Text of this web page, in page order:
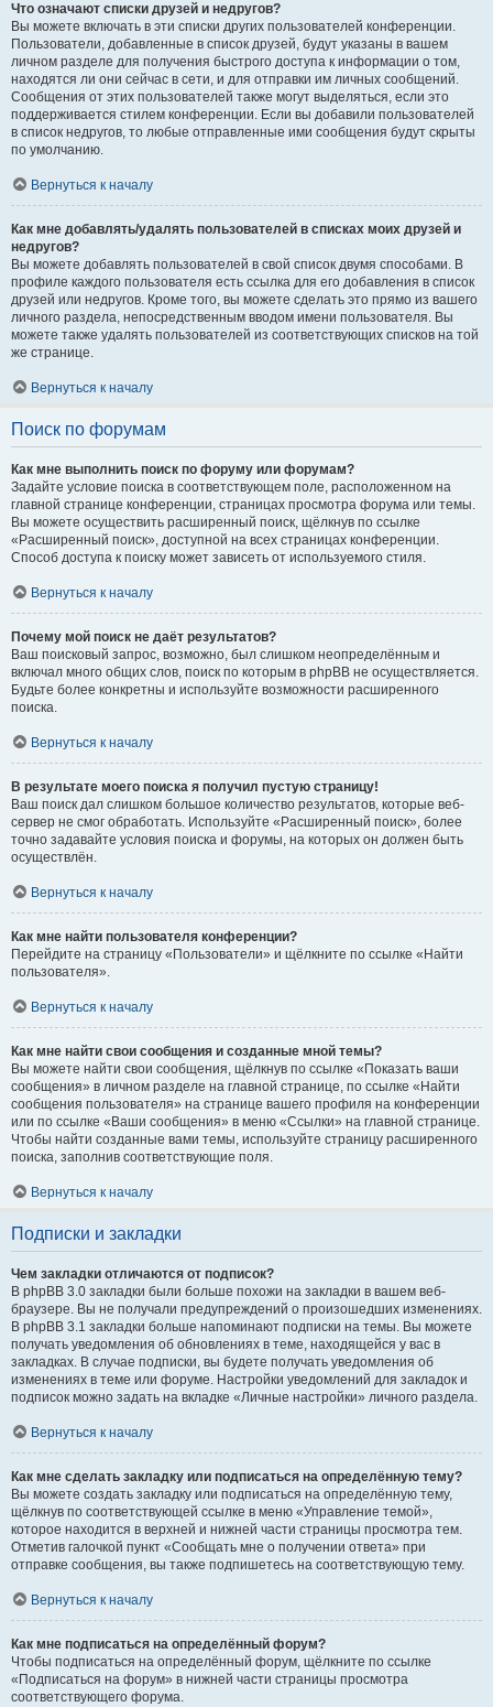
Что означают списки друзей и недругов?
Вы можете включать в эти списки других пользователей конференции.
Пользователи, добавленные в список друзей, будут указаны в вашем
личном разделе для получения быстрого доступа к информации о том,
находятся ли они сейчас в сети, и для отправки им личных сообщений.
Сообщения от этих пользователей также могут выделяться, если это
поддерживается стилем конференции. Если вы добавили пользователей
в список недругов, то любые отправленные ими сообщения будут скрыты
по умолчанию.
Вернуться к началу
Как мне добавлять/удалять пользователей в списках моих друзей и
недругов?
Вы можете добавлять пользователей в свой список двумя способами. В
профиле каждого пользователя есть ссылка для его добавления в список
друзей или недругов. Кроме того, вы можете сделать это прямо из вашего
личного раздела, непосредственным вводом имени пользователя. Вы
можете также удалять пользователей из соответствующих списков на той
же странице.
Вернуться к началу
Поиск по форумам
Как мне выполнить поиск по форуму или форумам?
Задайте условие поиска в соответствующем поле, расположенном на
главной странице конференции, страницах просмотра форума или темы.
Вы можете осуществить расширенный поиск, щёлкнув по ссылке
«Расширенный поиск», доступной на всех страницах конференции.
Способ доступа к поиску может зависеть от используемого стиля.
Вернуться к началу
Почему мой поиск не даёт результатов?
Ваш поисковый запрос, возможно, был слишком неопределённым и
включал много общих слов, поиск по которым в phpBB не осуществляется.
Будьте более конкретны и используйте возможности расширенного
поиска.
Вернуться к началу
В результате моего поиска я получил пустую страницу!
Ваш поиск дал слишком большое количество результатов, которые веб-
сервер не смог обработать. Используйте «Расширенный поиск», более
точно задавайте условия поиска и форумы, на которых он должен быть
осуществлён.
Вернуться к началу
Как мне найти пользователя конференции?
Перейдите на страницу «Пользователи» и щёлкните по ссылке «Найти
пользователя».
Вернуться к началу
Как мне найти свои сообщения и созданные мной темы?
Вы можете найти свои сообщения, щёлкнув по ссылке «Показать ваши
сообщения» в личном разделе на главной странице, по ссылке «Найти
сообщения пользователя» на странице вашего профиля на конференции
или по ссылке «Ваши сообщения» в меню «Ссылки» на главной странице.
Чтобы найти созданные вами темы, используйте страницу расширенного
поиска, заполнив соответствующие поля.
Вернуться к началу
Подписки и закладки
Чем закладки отличаются от подписок?
В phpBB 3.0 закладки были больше похожи на закладки в вашем веб-
браузере. Вы не получали предупреждений о произошедших изменениях.
В phpBB 3.1 закладки больше напоминают подписки на темы. Вы можете
получать уведомления об обновлениях в теме, находящейся у вас в
закладках. В случае подписки, вы будете получать уведомления об
изменениях в теме или форуме. Настройки уведомлений для закладок и
подписок можно задать на вкладке «Личные настройки» личного раздела.
Вернуться к началу
Как мне сделать закладку или подписаться на определённую тему?
Вы можете создать закладку или подписаться на определённую тему,
щёлкнув по соответствующей ссылке в меню «Управление темой»,
которое находится в верхней и нижней части страницы просмотра тем.
Отметив галочкой пункт «Сообщать мне о получении ответа» при
отправке сообщения, вы также подпишетесь на соответствующую тему.
Вернуться к началу
Как мне подписаться на определённый форум?
Чтобы подписаться на определённый форум, щёлкните по ссылке
«Подписаться на форум» в нижней части страницы просмотра
соответствующего форума.